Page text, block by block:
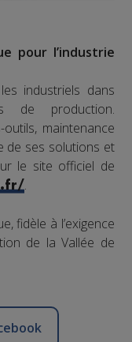
pour l’industrie
industriels dans
de production.
maintenance
de ses solutions et
le site officiel de
.
fidèle à l’exigence
de la Vallée de